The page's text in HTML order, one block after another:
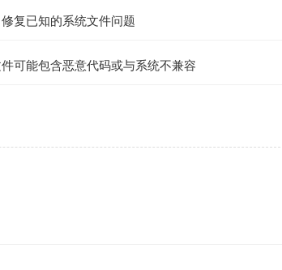
复已知的系统文件问题
可能包含恶意代码或与系统不兼容